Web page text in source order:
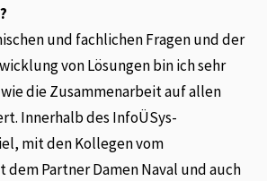
und fachlichen Fragen und der
von Lösungen bin ich sehr
die Zusammenarbeit auf allen
Innerhalb des InfoÜSys-
mit den Kollegen vom
dem Partner Damen Naval und auch